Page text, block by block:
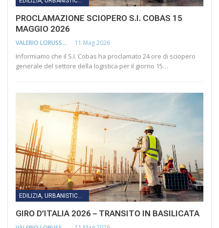
PROCLAMAZIONE SCIOPERO S.I. COBAS 15
MAGGIO 2026
VALERIO LORUSSO 11 Mag 2026
Informiamo che il S.I. Cobas ha proclamato 24 ore di sciopero
generale del settore della logistica per il giorno 15…
EDILIZIA, URBANISTICA, LAVORI PUBBLICI, INFRASTRUTTURE E TRASPORTI
GIRO D’ITALIA 2026 – TRANSITO IN BASILICATA